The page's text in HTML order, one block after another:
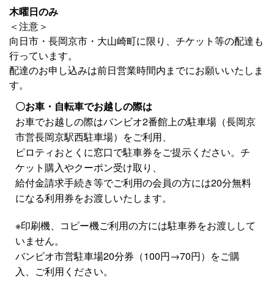
木曜日のみ
＜注意＞
向日市・長岡京市・大山崎町に限り、チケット等の配達も
行っています。
配達のお申し込みは前日営業時間内までにお願いいたしま
す。
〇お車・自転車でお越しの際は
お車でお越しの際はバンビオ2番館上の駐車場（長岡京
市営長岡京駅西駐車場）をご利用、
ピロティおとくに窓口で駐車券をご提示ください。チ
ケット購入やクーポン受け取り、
給付金請求手続き等でご利用の会員の方には20分無料
になる利用券をお渡しいたします。
※印刷機、コピー機ご利用の方には駐車券をお渡しして
いません。
バンビオ市営駐車場20分券（100円→70円）をご購
入、ご利用ください。